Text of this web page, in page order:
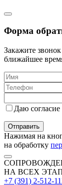
Форма
Закажите
ближайшее
Даю согласие
Нажимая на
на обработку
НА ВСЕХ
+7 (391) 2-512-